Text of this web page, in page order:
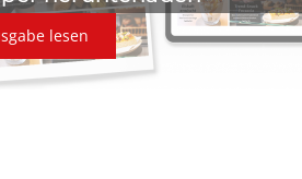
Ausgabe lesen